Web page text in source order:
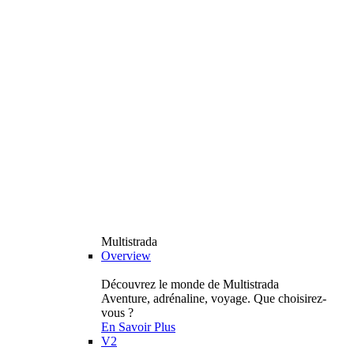
Multistrada
Overview
Découvrez le monde de Multistrada
Aventure, adrénaline, voyage. Que choisirez-
vous ?
En Savoir Plus
V2